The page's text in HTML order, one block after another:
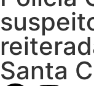
Santa